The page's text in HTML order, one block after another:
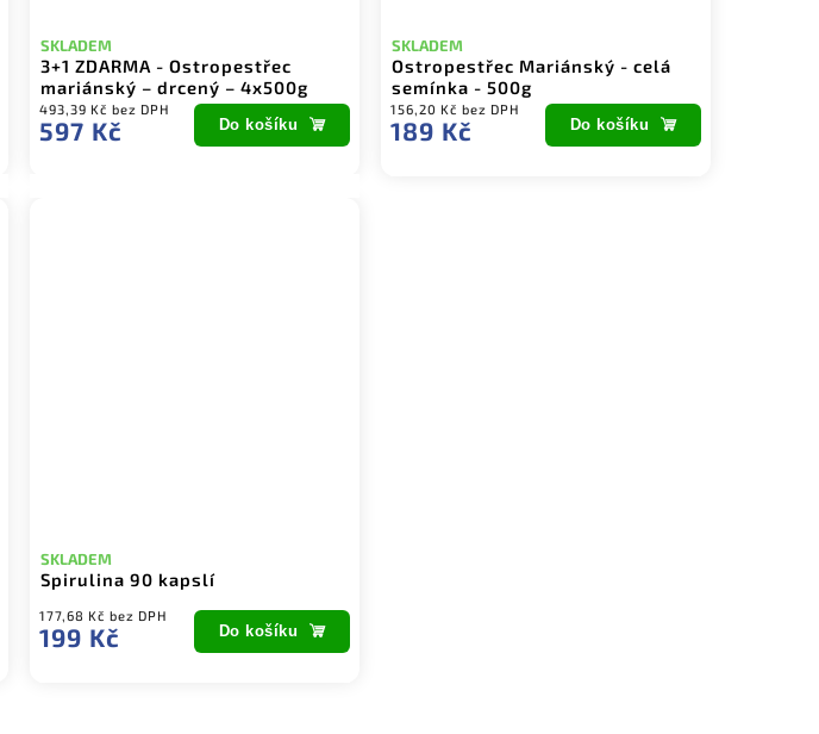
3+1 ZDARMA - Ostropestřec
mariánský – drcený – 4x500g
SKLADEM
493,39 Kč bez DPH
597 Kč Do košíku
Ostropestřec Mariánský - celá
semínka - 500g
SKLADEM
156,20 Kč bez DPH
189 Kč Do košíku
Spirulina 90 kapslí
SKLADEM
177,68 Kč bez DPH
199 Kč Do košíku